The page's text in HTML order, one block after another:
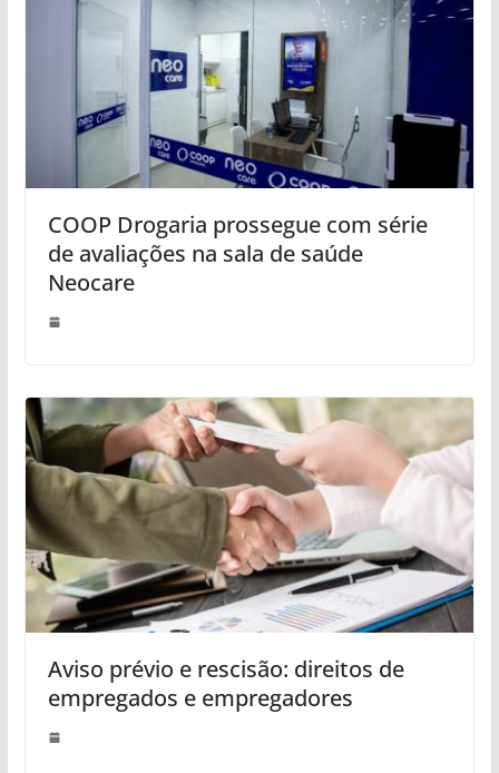
COOP Drogaria prossegue com série
de avaliações na sala de saúde
Neocare
Aviso prévio e rescisão: direitos de
empregados e empregadores